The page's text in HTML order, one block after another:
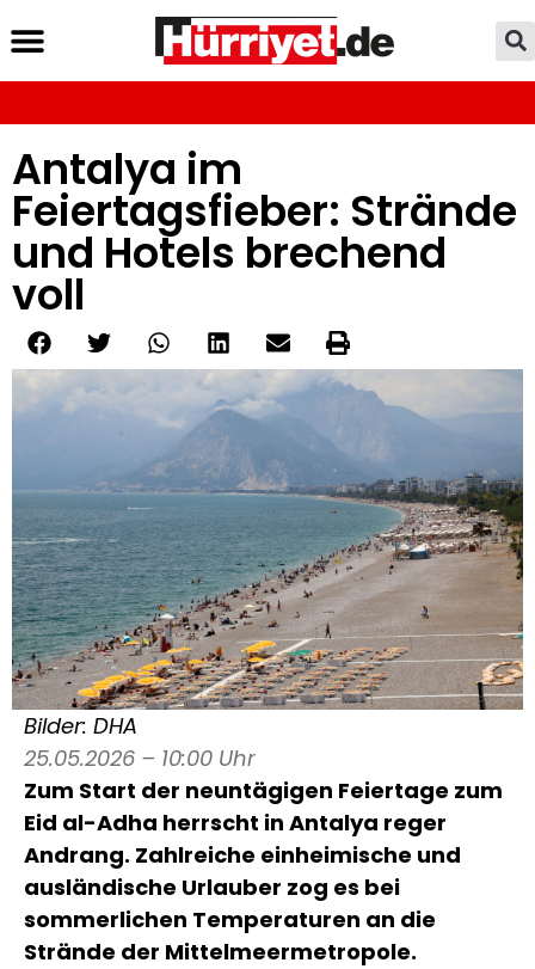
Antalya im
Feiertagsfieber: Strände
und Hotels brechend
voll
Bilder: DHA
25.05.2026 – 10:00 Uhr
Zum Start der neuntägigen Feiertage zum
Eid al-Adha herrscht in Antalya reger
Andrang. Zahlreiche einheimische und
ausländische Urlauber zog es bei
sommerlichen Temperaturen an die
Strände der Mittelmeermetropole.